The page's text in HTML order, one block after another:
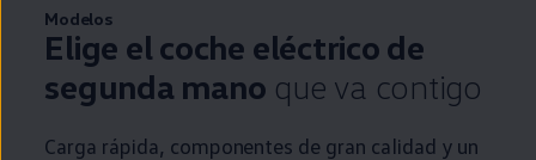
Modelos
Elige el coche eléctrico de
segunda mano que va contigo
Carga rápida, componentes de gran calidad y un